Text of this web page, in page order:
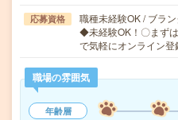
応募資格
職種未経験OK / ブラ
◆未経験OK！〇まず
で気軽にオンライン
職場の雰囲気
年齢層